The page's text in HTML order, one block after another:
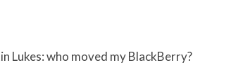
Lukes: who moved my BlackBerry?